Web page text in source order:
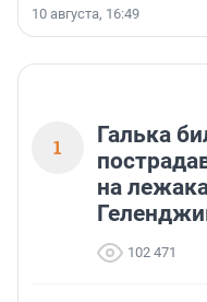
10 августа, 16:49
1
Галька
на
102 471